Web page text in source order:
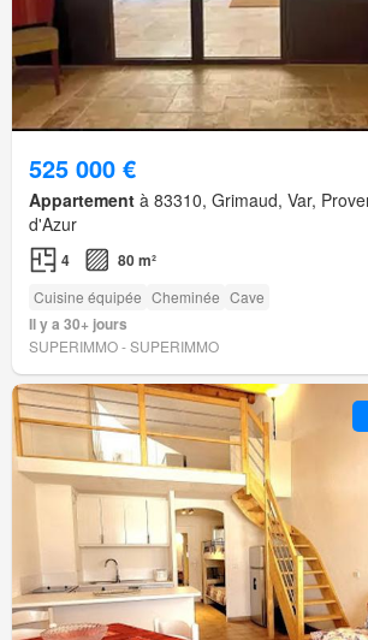
525 000 €
Appartement à 83310, Grimaud, Var,
d'Azur
4 80 m²
Cuisine équipée Cheminée Cave
Il y a 30+ jours
SUPERIMMO - SUPERIMMO